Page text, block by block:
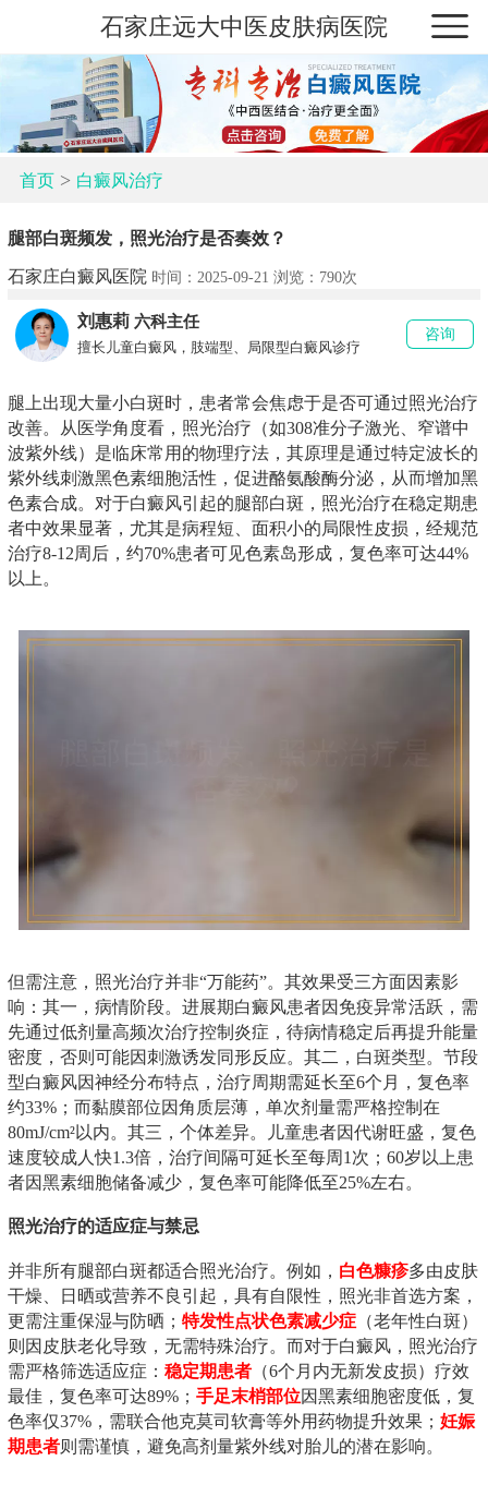
石家庄远大中医皮肤病医院
首页> 白癜风治疗
腿部白斑频发，照光治疗是否奏效？
石家庄白癜风医院 时间：2025-09-21 浏览： 790次
刘惠莉 六科主任
擅长儿童白癜风，肢端型、局限型白癜风诊疗
咨询
腿上出现大量小白斑时，患者常会焦虑于是否可通过照光治疗
改善。从医学角度看，照光治疗（如308准分子激光、窄谱中
波紫外线）是临床常用的物理疗法，其原理是通过特定波长的
紫外线刺激黑色素细胞活性，促进酪氨酸酶分泌，从而增加黑
色素合成。对于白癜风引起的腿部白斑，照光治疗在稳定期患
者中效果显著，尤其是病程短、面积小的局限性皮损，经规范
治疗8-12周后，约70%患者可见色素岛形成，复色率可达44%
以上。
但需注意，照光治疗并非“万能药”。其效果受三方面因素影
响：其一，病情阶段。进展期白癜风患者因免疫异常活跃，需
先通过低剂量高频次治疗控制炎症，待病情稳定后再提升能量
密度，否则可能因刺激诱发同形反应。其二，白斑类型。节段
型白癜风因神经分布特点，治疗周期需延长至6个月，复色率
约33%；而黏膜部位因角质层薄，单次剂量需严格控制在
80mJ/cm²以内。其三，个体差异。儿童患者因代谢旺盛，复色
速度较成人快1.3倍，治疗间隔可延长至每周1次；60岁以上患
者因黑素细胞储备减少，复色率可能降低至25%左右。
照光治疗的适应症与禁忌
并非所有腿部白斑都适合照光治疗。例如， 白色糠疹多由皮肤
干燥、日晒或营养不良引起，具有自限性，照光非首选方案，
更需注重保湿与防晒； 特发性点状色素减少症 （老年性白斑）
则因皮肤老化导致，无需特殊治疗。而对于白癜风，照光治疗
需严格筛选适应症： 稳定期患者 （6个月内无新发皮损）疗效
最佳，复色率可达89%； 手足末梢部位因黑素细胞密度低，复
色率仅37%，需联合他克莫司软膏等外用药物提升效果； 妊娠
期患者则需谨慎，避免高剂量紫外线对胎儿的潜在影响。